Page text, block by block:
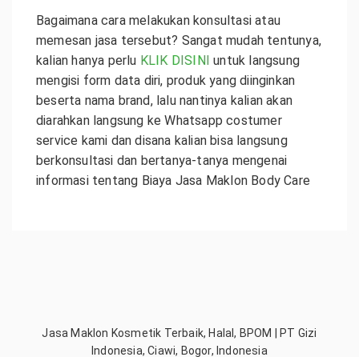
Bagaimana cara melakukan konsultasi atau
memesan jasa tersebut? Sangat mudah tentunya,
kalian hanya perlu KLIK DISINI untuk langsung
mengisi form data diri, produk yang diinginkan
beserta nama brand, lalu nantinya kalian akan
diarahkan langsung ke Whatsapp costumer
service kami dan disana kalian bisa langsung
berkonsultasi dan bertanya-tanya mengenai
informasi tentang Biaya Jasa Maklon Body Care
Jasa Maklon Kosmetik Terbaik, Halal, BPOM | PT Gizi
Indonesia, Ciawi, Bogor, Indonesia